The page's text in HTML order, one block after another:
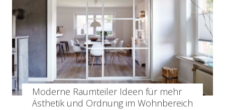
Moderne Raumteiler Ideen für mehr
Ästhetik und Ordnung im Wohnbereich